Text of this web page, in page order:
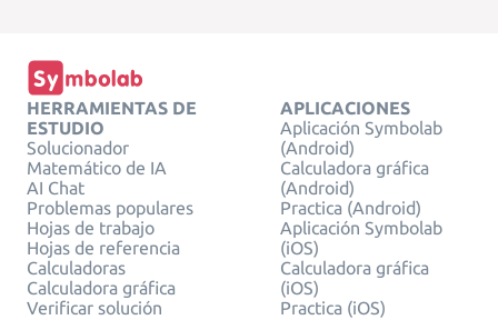
HERRAMIENTAS DE
ESTUDIO
Solucionador
Matemático de IA
AI Chat
Problemas populares
Hojas de trabajo
Hojas de referencia
Calculadoras
Calculadora gráfica
Verificar solución
APLICACIONES
Aplicación Symbolab
(Android)
Calculadora gráfica
(Android)
Practica (Android)
Aplicación Symbolab
(iOS)
Calculadora gráfica
(iOS)
Practica (iOS)